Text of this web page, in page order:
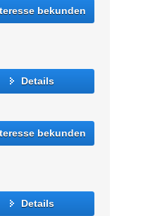
bekunden
Details
bekunden
Details